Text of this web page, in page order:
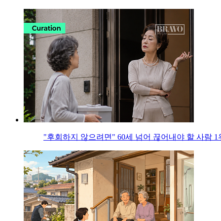
"후회하지 않으려면" 60세 넘어 끊어내야 할 사람 1